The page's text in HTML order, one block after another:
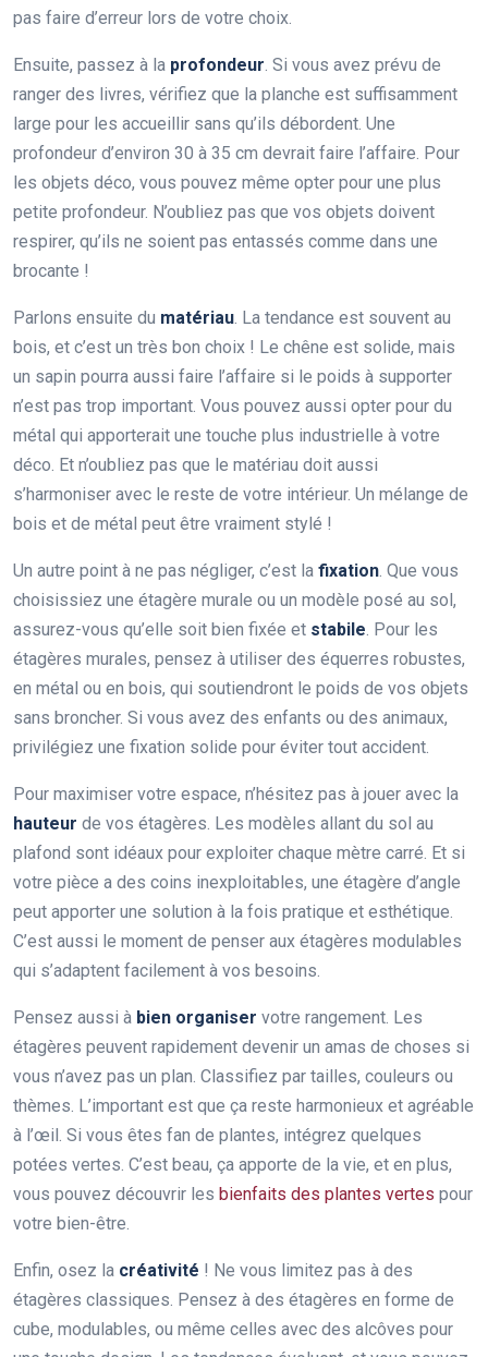
pas faire d’erreur lors de votre choix.
Ensuite, passez à la profondeur . Si vous avez prévu de
ranger des livres, vérifiez que la planche est suffisamment
large pour les accueillir sans qu’ils débordent. Une
profondeur d’environ 30 à 35 cm devrait faire l’affaire. Pour
les objets déco, vous pouvez même opter pour une plus
petite profondeur. N’oubliez pas que vos objets doivent
respirer, qu’ils ne soient pas entassés comme dans une
brocante !
Parlons ensuite du matériau . La tendance est souvent au
bois, et c’est un très bon choix ! Le chêne est solide, mais
un sapin pourra aussi faire l’affaire si le poids à supporter
n’est pas trop important. Vous pouvez aussi opter pour du
métal qui apporterait une touche plus industrielle à votre
déco. Et n’oubliez pas que le matériau doit aussi
s’harmoniser avec le reste de votre intérieur. Un mélange de
bois et de métal peut être vraiment stylé !
Un autre point à ne pas négliger, c’est la fixation . Que vous
choisissiez une étagère murale ou un modèle posé au sol,
assurez-vous qu’elle soit bien fixée et stabile . Pour les
étagères murales, pensez à utiliser des équerres robustes,
en métal ou en bois, qui soutiendront le poids de vos objets
sans broncher. Si vous avez des enfants ou des animaux,
privilégiez une fixation solide pour éviter tout accident.
Pour maximiser votre espace, n’hésitez pas à jouer avec la
hauteur de vos étagères. Les modèles allant du sol au
plafond sont idéaux pour exploiter chaque mètre carré. Et si
votre pièce a des coins inexploitables, une étagère d’angle
peut apporter une solution à la fois pratique et esthétique.
C’est aussi le moment de penser aux étagères modulables
qui s’adaptent facilement à vos besoins.
Pensez aussi à bien organiser votre rangement. Les
étagères peuvent rapidement devenir un amas de choses si
vous n’avez pas un plan. Classifiez par tailles, couleurs ou
thèmes. L’important est que ça reste harmonieux et agréable
à l’œil. Si vous êtes fan de plantes, intégrez quelques
potées vertes. C’est beau, ça apporte de la vie, et en plus,
vous pouvez découvrir les bienfaits des plantes vertes pour
votre bien-être.
Enfin, osez la créativité ! Ne vous limitez pas à des
étagères classiques. Pensez à des étagères en forme de
cube, modulables, ou même celles avec des alcôves pour